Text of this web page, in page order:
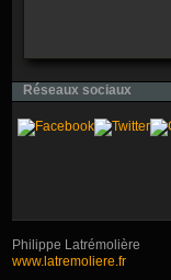
Réseaux sociaux
Philippe Latrémolière
www.latremoliere.fr